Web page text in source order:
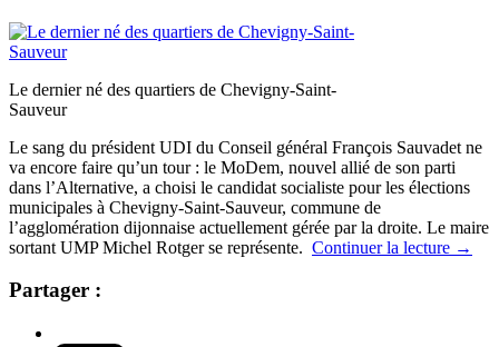
Le dernier né des quartiers de Chevigny-Saint-
Sauveur
Le sang du président UDI du Conseil général François Sauvadet ne
va encore faire qu’un tour : le MoDem, nouvel allié de son parti
dans l’Alternative, a choisi le candidat socialiste pour les élections
municipales à Chevigny-Saint-Sauveur, commune de
l’agglomération dijonnaise actuellement gérée par la droite. Le maire
sortant UMP Michel Rotger se représente. Continuer la lecture →
Partager :